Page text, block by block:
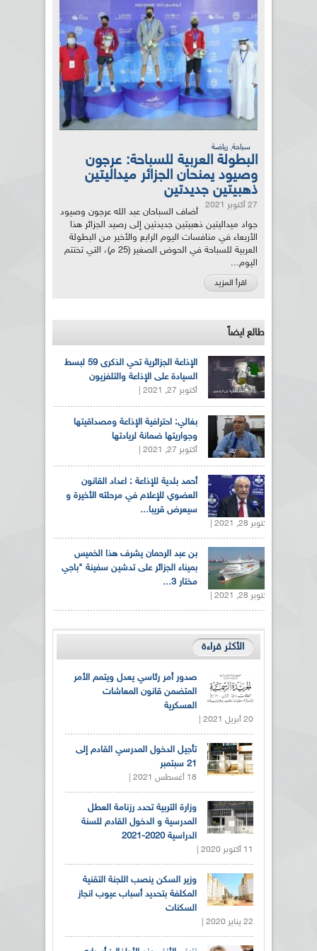
سباحة, رياضة
البطولة العربية للسباحة: عرجون
وصيود يمنحان الجزائر ميداليتين
ذهبيتين جديدتين
27 أكتوبر 2021
أضاف السباحان عبد الله عرجون وصيود
جواد ميداليتين ذهبيتين جديدتين إلى رصيد الجزائر هذا
الأربعاء في منافسات اليوم الرابع والأخير من البطولة
العربية للسباحة في الحوض الصغير (25 م)، التي تختتم
اليوم...
اقرأ المزيد
طالع ايضاً
الإذاعة الجزائرية تحي الذكرى 59 لبسط
السيادة على الإذاعة والتلفزيون
أكتوبر 27, 2021 |
بغالي: احترافية الإذاعة ومصداقيتها
وجواريتها ضمانة لريادتها
أكتوبر 27, 2021 |
أحمد بلدية للإذاعة : اعداد القانون
العضوي للإعلام في مرحلته الأخيرة و
سيعرض قريبا...
أكتوبر 28, 2021 |
بن عبد الرحمان يشرف هذا الخميس
بميناء الجزائر على تدشين سفينة "باجي
مختار 3...
أكتوبر 28, 2021 |
الأكثر قراءة
صدور أمر رئاسي يعدل ويتمم الأمر
المتضمن قانون المعاشات
العسكرية
20 أبريل 2021 |
تأجيل الدخول المدرسي القادم إلى
21 سبتمبر
18 أغسطس 2021 |
وزارة التربية تحدد رزنامة العطل
المدرسية و الدخول القادم للسنة
الدراسية 2020-2021
11 أكتوبر 2020 |
وزير السكن ينصب اللجنة التقنية
المكلفة بتحديد أسباب عيوب انجاز
السكنات
22 يناير 2020 |